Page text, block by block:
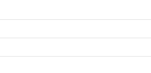
šele leta 1808, vseeno pa so ti živeli
so celo postali last istega veleposestnika,
pesmih in Gospodu.
je bil vedno hujši in se je poglabljal
pogled na svet, je na jugu prevladoval
ter   patriarhalno-aristokratski   pogled   na